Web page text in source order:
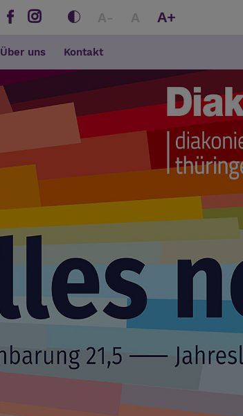
A- A A+
Über uns Kontakt